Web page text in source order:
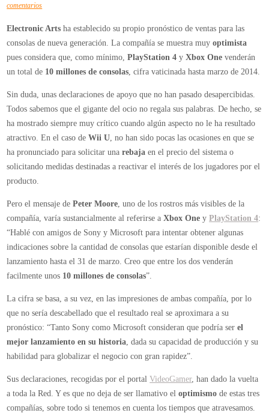
comentariosen
pronostica
un
gran
éxito
de
ventas
para
PlayStation
4
y
Electronic Arts ha establecido su propio pronóstico de ventas para las
consolas de nueva generación. La compañía se muestra muyoptimista
pues considera que, como mínimo,PlayStation 4 y Xbox One venderán
un total de 10 millones de consolas, cifra vaticinada hasta marzo de 2014.
Sin duda, unas declaraciones de apoyo que no han pasado desapercibidas.
Todos sabemos que el gigante del ocio no regala sus palabras. De hecho, se
ha mostrado siempre muy crítico cuando algún aspecto no le ha resultado
atractivo. En el caso deWii U, no han sido pocas las ocasiones en que se
ha pronunciado para solicitar unarebaja en el precio del sistema o
solicitando medidas destinadas a reactivar el interés de los jugadores por el
producto.
Pero el mensaje dePeter Moore, uno de los rostros más visibles de la
compañía, varía sustancialmente al referirse aXbox One yPlayStation 4:
“Hablé con amigos de Sony y Microsoft para intentar obtener algunas
indicaciones sobre la cantidad de consolas que estarían disponible desde el
lanzamiento hasta el 31 de marzo. Creo que entre los dos venderán
facilmente unos 10 millones de consolas”.
La cifra se basa, a su vez, en las impresiones de ambas compañía, por lo
que no sería descabellado que el resultado real se aproximara a su
pronóstico: “Tanto Sony como Microsoft consideran que podría serel
mejor lanzamiento en su historia, dada su capacidad de producción y su
habilidad para globalizar el negocio con gran rapidez”.
Sus declaraciones, recogidas por el portalVideoGamer, han dado la vuelta
a toda la Red. Y es que no deja de ser llamativo eloptimismo de estas tres
compañías, sobre todo si tenemos en cuenta los tiempos que atravesamos.